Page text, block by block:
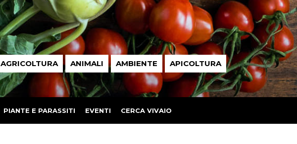
AGRICOLTURA ANIMALI AMBIENTE APICOLTURA
PIANTE E PARASSITI EVENTI CERCA VIVAIO